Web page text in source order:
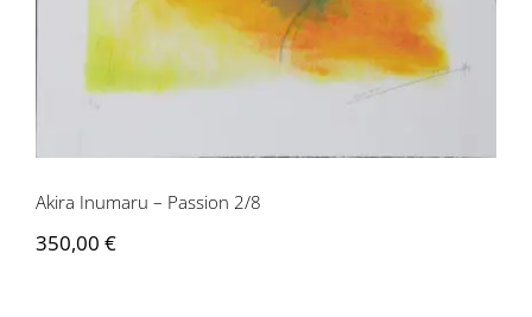
Akira Inumaru – Passion 2/8
350,00 €